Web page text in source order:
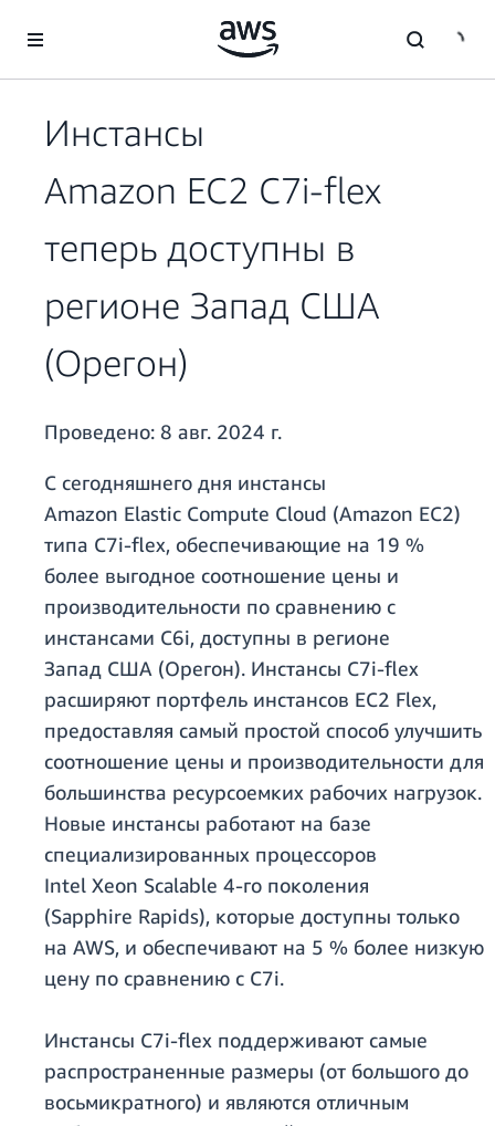
Перейти к главному контенту
Инстансы
Amazon EC2 C7i-flex
теперь доступны в
регионе Запад США
(Орегон)
Проведено: 8 авг. 2024 г.
С сегодняшнего дня инстансы
Amazon Elastic Compute Cloud (Amazon EC2)
типа C7i-flex, обеспечивающие на 19 %
более выгодное соотношение цены и
производительности по сравнению с
инстансами C6i, доступны в регионе
Запад США (Орегон). Инстансы C7i-flex
расширяют портфель инстансов EC2 Flex,
предоставляя самый простой способ улучшить
соотношение цены и производительности для
большинства ресурсоемких рабочих нагрузок.
Новые инстансы работают на базе
специализированных процессоров
Intel Xeon Scalable 4-го поколения
(Sapphire Rapids), которые доступны только
на AWS, и обеспечивают на 5 % более низкую
цену по сравнению с C7i.
Инстансы C7i-flex поддерживают самые
распространенные размеры (от большого до
восьмикратного) и являются отличным